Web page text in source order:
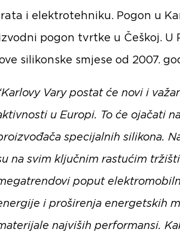
i elektrotehniku. Pogon u
pogon tvrtke u Češkoj. U
silikonske smjese od 2007.
Vary postat će novi i
u Europi. To će ojačati
specijalnih silikona.
na svim ključnim rastućim
poput
i proširenja energetskih
najviših performansi.